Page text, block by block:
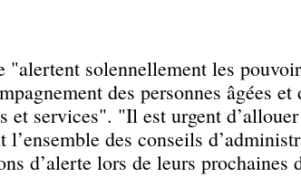
"alertent solennellement les
des personnes âgées
et services". "Il est urgent
des conseils
d’alerte lors de leurs prochaines